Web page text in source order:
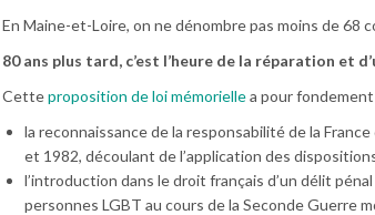
En Maine-et-Loire, on ne dénombre pas moins de 68
80 ans plus tard, c’est l’heure de la réparation et
Cetteproposition de loi mémoriellea pour fondement
la reconnaissance de la responsabilité de la
et 1982, découlant de l’application des
l’introduction dans le droit français d’un délit
personnes LGBT au cours de la Seconde Guerre